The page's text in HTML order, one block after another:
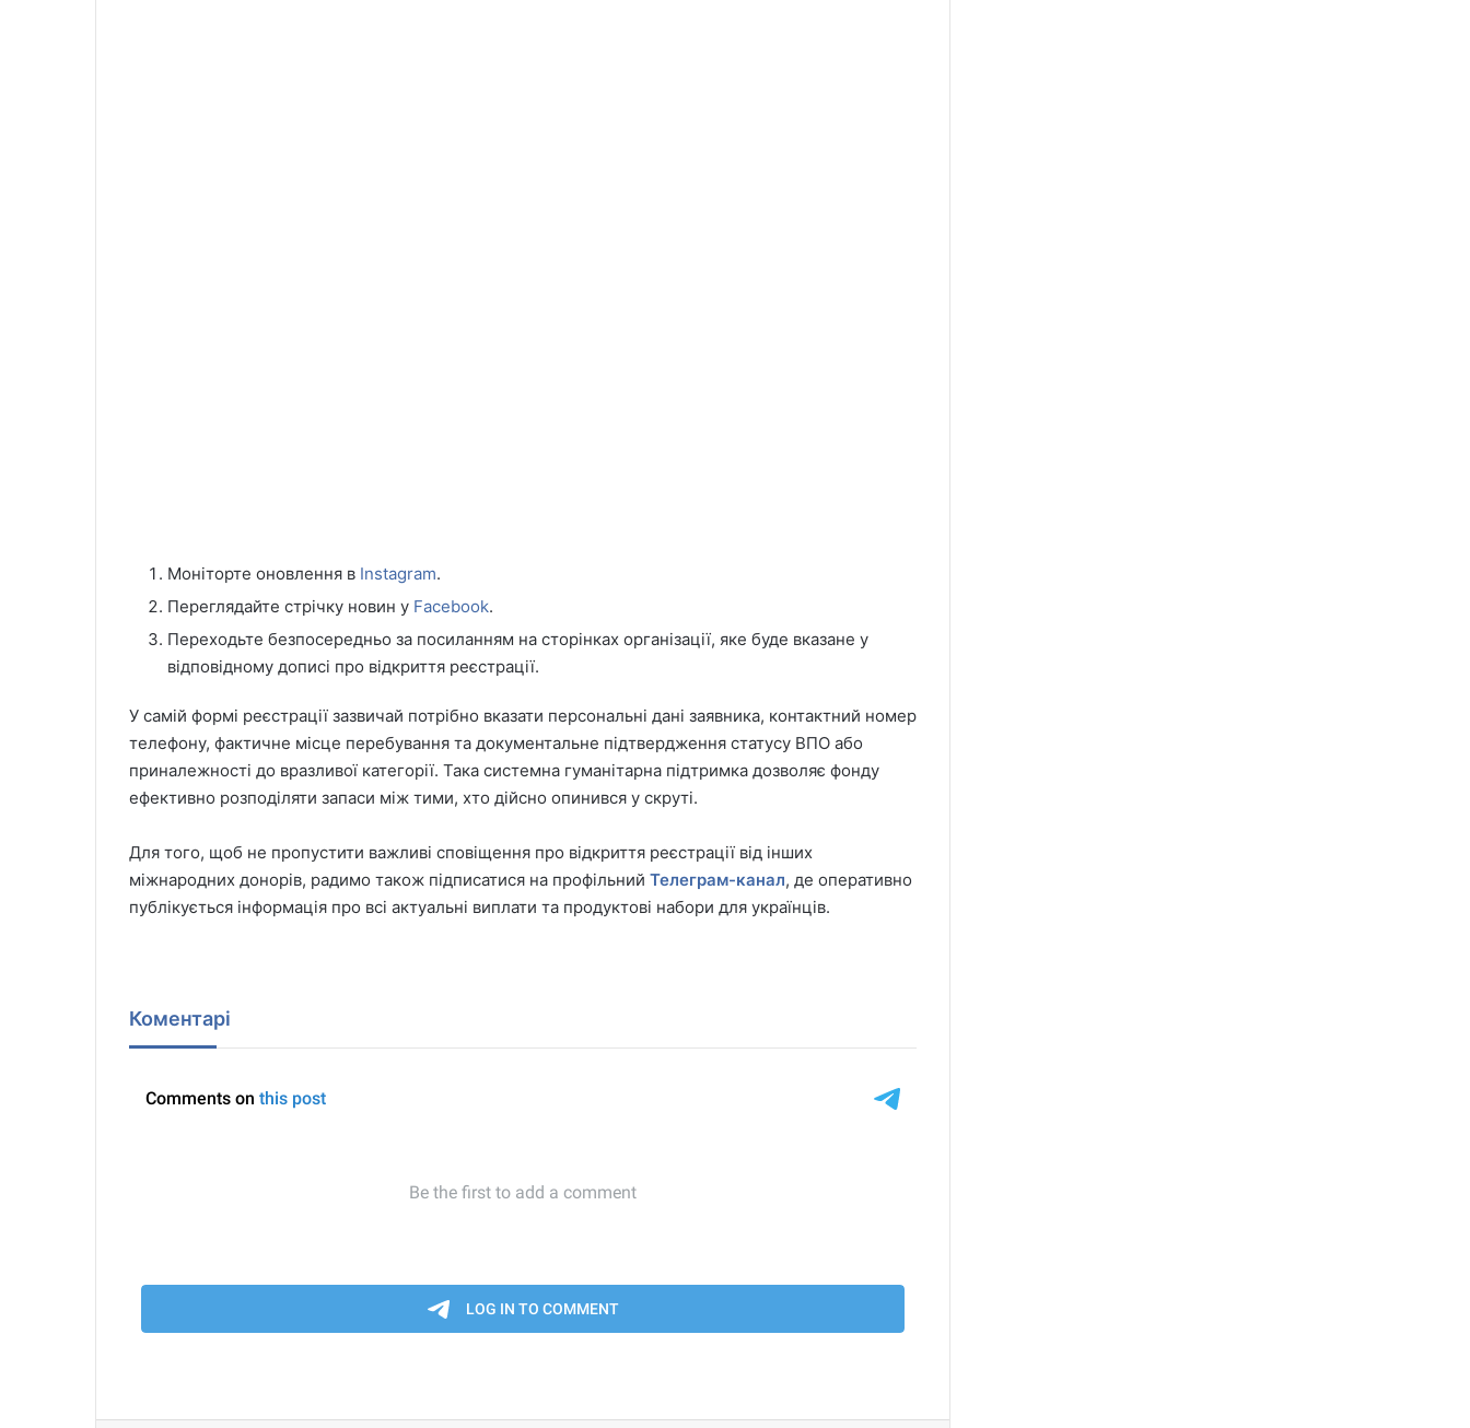
Моніторте оновлення в Instagram.
Переглядайте стрічку новин у Facebook.
Переходьте безпосередньо за посиланням на сторінках організації, яке буде вказане у
відповідному дописі про відкриття реєстрації.
У самій формі реєстрації зазвичай потрібно вказати персональні дані заявника, контактний номер
телефону, фактичне місце перебування та документальне підтвердження статусу ВПО або
приналежності до вразливої категорії. Така системна гуманітарна підтримка дозволяє фонду
ефективно розподіляти запаси між тими, хто дійсно опинився у скруті.
Для того, щоб не пропустити важливі сповіщення про відкриття реєстрації від інших
міжнародних донорів, радимо також підписатися на профільний Телеграм-канал, де оперативно
публікується інформація про всі актуальні виплати та продуктові набори для українців.
Коментарі